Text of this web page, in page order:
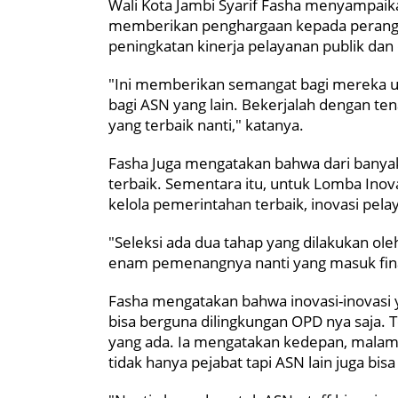
Wali Kota Jambi Syarif Fasha
memberikan penghargaan kepada
peningkatan kinerja pelayanan publik dan
"Ini memberikan semangat bagi mereka
bagi ASN yang lain. Bekerjalah dengan
yang terbaik nanti," katanya.
Fasha Juga mengatakan bahwa dari
terbaik. Sementara itu, untuk Lomba
kelola pemerintahan terbaik, inovasi
"Seleksi ada dua tahap yang dilakukan
enam pemenangnya nanti yang masuk
Fasha mengatakan bahwa inovasi-
bisa berguna dilingkungan OPD nya
yang ada. Ia mengatakan kedepan,
tidak hanya pejabat tapi ASN lain juga